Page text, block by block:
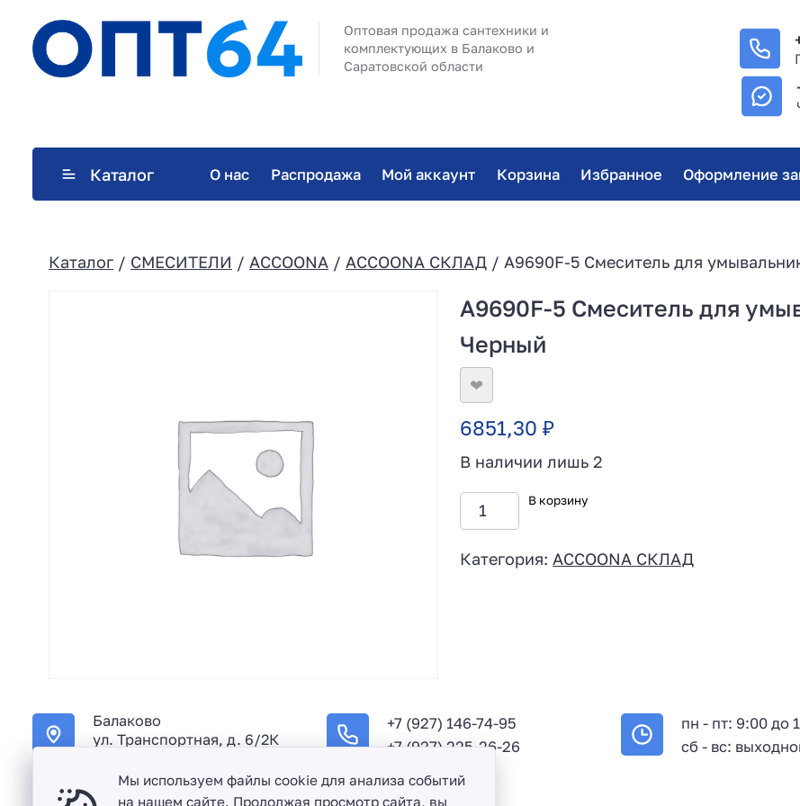
Оптовая продажа сантехники и
комплектующих в Балаково и
Саратовской области
Каталог О нас Распродажа Мой аккаунт Корзина Избранное Оформление
Каталог / СМЕСИТЕЛИ / ACCOONA / ACCOONA СКЛАД / A9690F-5 Смеситель для
A9690F-5 Смеситель для
Черный
❤
6851,30₽
В наличии лишь 2
В корзину
Категория: ACCOONA СКЛАД
Балаково
ул. Транспортная, д. 6/2К
+7 (927) 146-74-95
+7 (927) 225-26-26
пн - пт: 9:00 до
сб - вс:
Мы используем файлы cookie для анализа событий
на нашем сайте. Продолжая просмотр сайта, вы